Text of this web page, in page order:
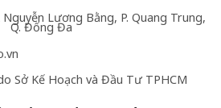
Lương Bằng, P. Quang Trung,
Q. Đống Đa
Sở Kế Hoạch và Đầu Tư TPHCM